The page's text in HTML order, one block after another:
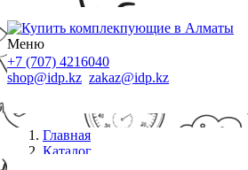
Меню
+7 (707) 4216040
shop@idp.kz zakaz@idp.kz
Главная
Каталог